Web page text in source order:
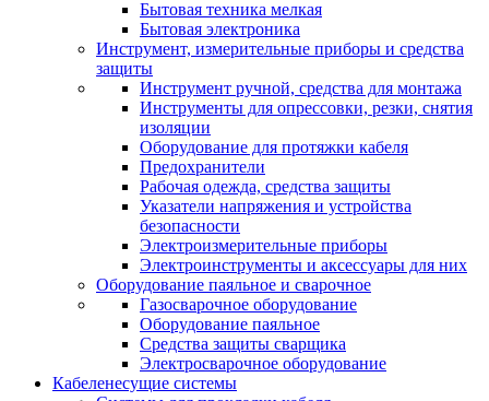
Бытовая техника мелкая
Бытовая электроника
Инструмент, измерительные приборы и средства
защиты
Инструмент ручной, средства для монтажа
Инструменты для опрессовки, резки, снятия
изоляции
Оборудование для протяжки кабеля
Предохранители
Рабочая одежда, средства защиты
Указатели напряжения и устройства
безопасности
Электроизмерительные приборы
Электроинструменты и аксессуары для них
Оборудование паяльное и сварочное
Газосварочное оборудование
Оборудование паяльное
Средства защиты сварщика
Электросварочное оборудование
Кабеленесущие системы